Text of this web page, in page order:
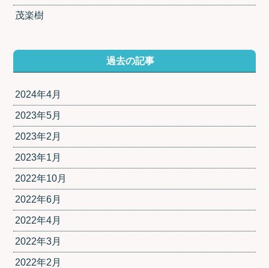
茂楽樹
過去の記事
2024年4月
2023年5月
2023年2月
2023年1月
2022年10月
2022年6月
2022年4月
2022年3月
2022年2月